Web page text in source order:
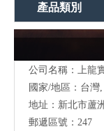
產品類別
公司名稱：上龍
國家/地區：台灣
地址： 新北市蘆
郵遞區號：247